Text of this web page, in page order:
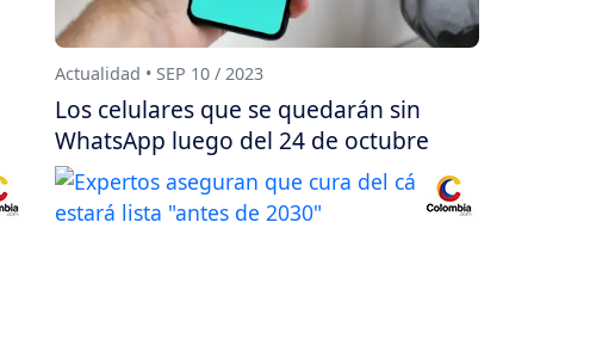
Actualidad • SEP 10 / 2023
Los celulares que se quedarán sin
WhatsApp luego del 24 de octubre